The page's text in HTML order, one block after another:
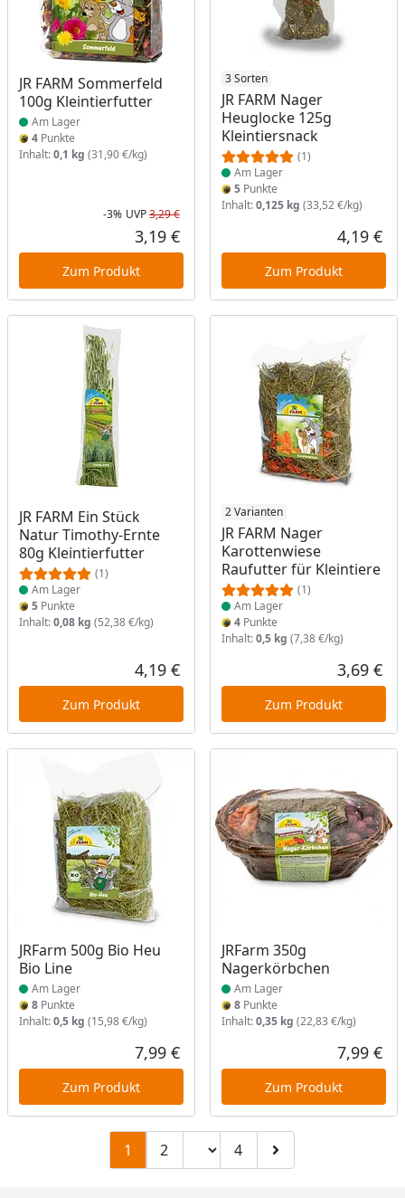
JR FARM Sommerfeld
100g Kleintierfutter
Produkt am Lager
Am Lager
4 Punkte
Inhalt:0,1 kg (31,90 €/kg)
Rabatt in Prozent
-3%
Ursprünglicher Preis
UVP3,29 €
Aktueller Preis
3,19 €
Zum Produkt
3 Sorten
JR FARM Nager
Heuglocke 125g
Kleintiersnack
(1)
Produkt am Lager
Am Lager
5Punkte
Inhalt:0,125 kg (33,52 €/kg)
4,19 €
Zum Produkt
JR FARM Ein Stück
Natur Timothy-Ernte
80g Kleintierfutter
(1)
Produkt am Lager
Am Lager
5 Punkte
Inhalt:0,08 kg (52,38 €/kg)
Aktueller Preis
4,19 €
Zum Produkt
2 Varianten
JR FARM Nager
Karottenwiese
Raufutter für Kleintiere
(1)
Produkt am Lager
Am Lager
4Punkte
Inhalt:0,5 kg (7,38 €/kg)
3,69 €
Zum Produkt
JRFarm 500g Bio Heu
Bio Line
Produkt am Lager
Am Lager
8 Punkte
Inhalt:0,5 kg (15,98 €/kg)
Aktueller Preis
7,99 €
Zum Produkt
JRFarm 350g
Nagerkörbchen
Produkt am Lager
Am Lager
8Punkte
Inhalt:0,35 kg (22,83 €/kg)
7,99 €
Zum Produkt
1 Zu Seite 2
2 Seitenzahl ändern
Zu Seite 4
4 Zur nächsten Seite